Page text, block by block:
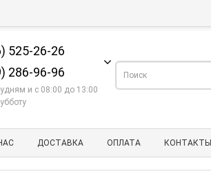
525-26-26
286-96-96
и с 08:00 до 13:00
ДОСТАВКА ОПЛАТА КОНТАКТЫ